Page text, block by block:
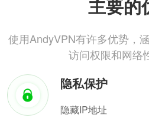
主要的
使用AndyVPN有许多优势，
访问权限和网络
隐私保护
隐藏IP地址